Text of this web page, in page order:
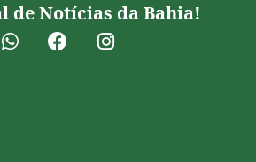
de Notícias da Bahia!